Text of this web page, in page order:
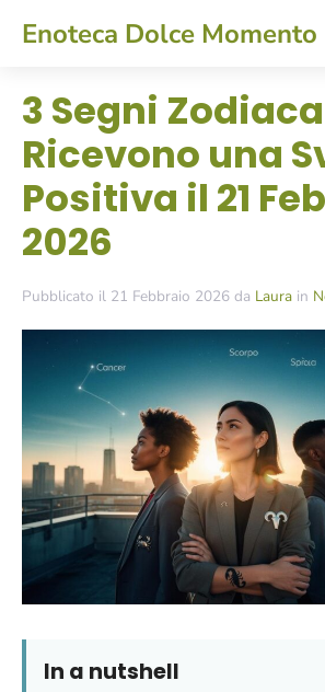
Enoteca Dolce Momento
3 Segni
Ricevono una
Positiva il 21
2026
Pubblicato il 21 Febbraio 2026 da Laura in
In a nutshell